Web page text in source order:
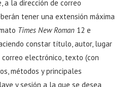
a la dirección de correo
tener una extensión máxima
Times New Roman 12 e
constar título, autor, lugar
electrónico, texto (con
métodos y principales
y sesión a la que se desea